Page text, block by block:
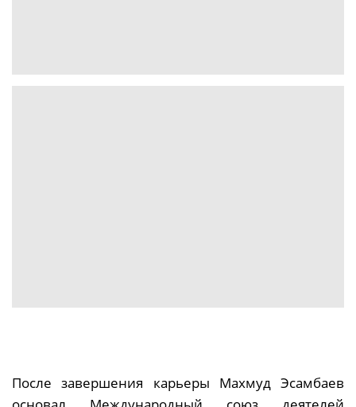
После завершения карьеры Махмуд Эсамбаев